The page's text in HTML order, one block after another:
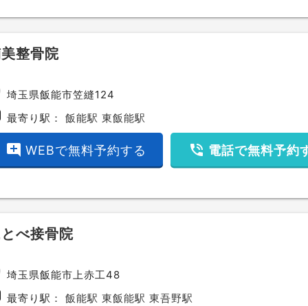
整骨院
埼玉県飯能市笠縫124
最寄り駅：飯能駅 東飯能駅
add_comment WEBで無料予約する phone_in_talk 電話で無料予約
べ接骨院
埼玉県飯能市上赤工48
最寄り駅：飯能駅 東飯能駅 東吾野駅